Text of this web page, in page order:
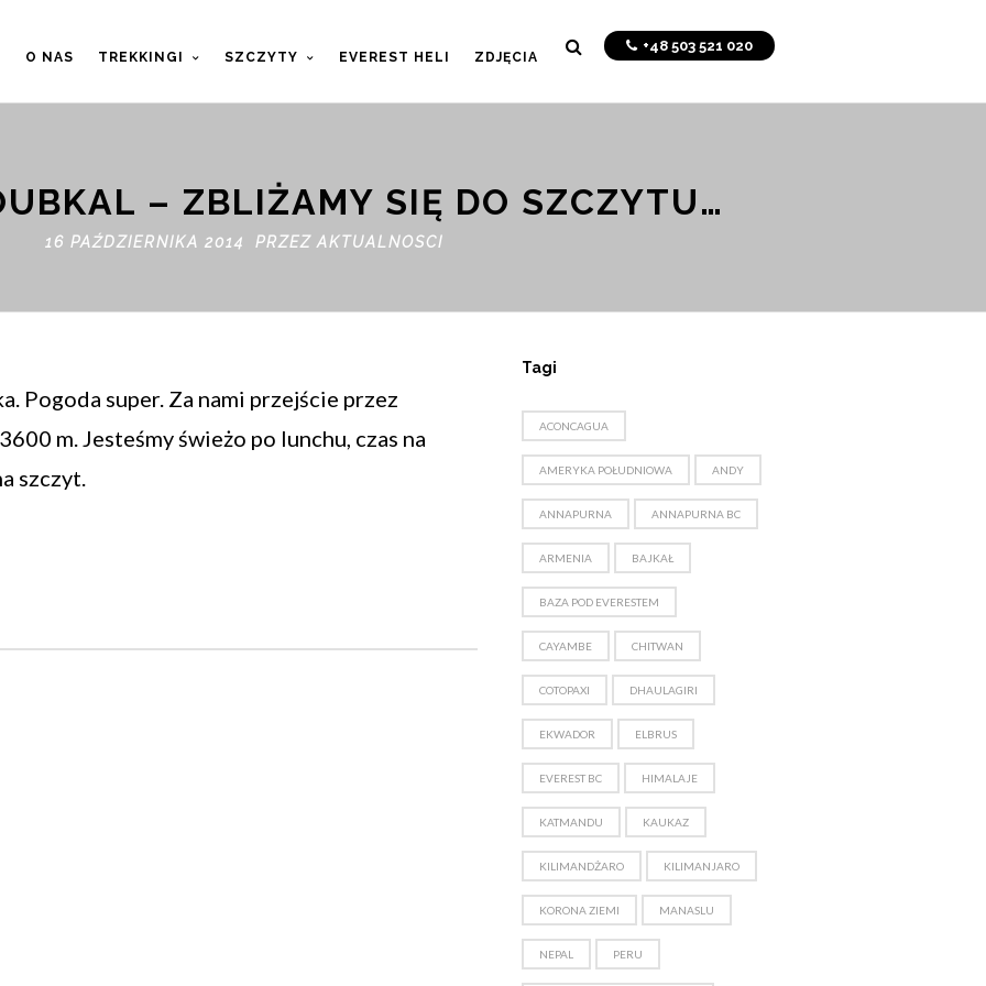
+48 503 521 020
O NAS TREKKINGI SZCZYTY EVEREST HELI ZDJĘCIA
– ZBLIŻAMY SIĘ DO SZCZYTU…
16 PAŹDZIERNIKA 2014 PRZEZAKTUALNOSCI
Pogoda super. Za nami przejście przez
m. Jesteśmy świeżo po lunchu, czas na
szczyt.
Tagi
ACONCAGUA
AMERYKA POŁUDNIOWA ANDY
ANNAPURNA ANNAPURNA BC
ARMENIA BAJKAŁ
BAZA POD EVERESTEM
CAYAMBE CHITWAN
COTOPAXI DHAULAGIRI
EKWADOR ELBRUS
EVEREST BC HIMALAJE
KATMANDU KAUKAZ
KILIMANDŻARO KILIMANJARO
KORONA ZIEMI MANASLU
NEPAL PERU